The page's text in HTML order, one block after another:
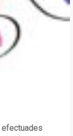
efectuades